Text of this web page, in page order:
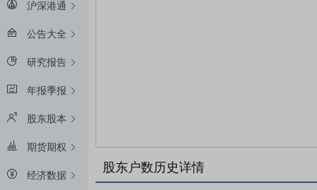
沪深港通
公告大全
研究报告
年报季报
股东股本
期货期权
经济数据
股东户数历史详情